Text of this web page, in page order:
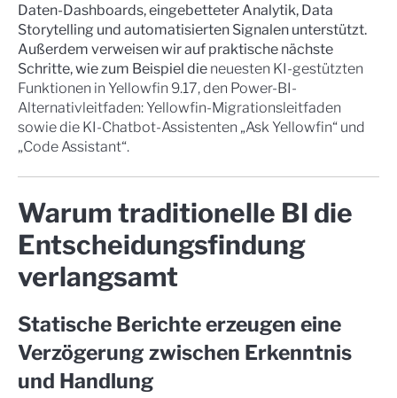
Daten-Dashboards, eingebetteter Analytik, Data
Storytelling und automatisierten Signalen unterstützt.
Außerdem verweisen wir auf praktische nächste
Schritte, wie zum Beispiel die neuesten KI-gestützten
Funktionen in Yellowfin 9.17, den Power-BI-
Alternativleitfaden: Yellowfin-Migrationsleitfaden
sowie die KI-Chatbot-Assistenten „Ask Yellowfin“ und
„Code Assistant“.
Warum traditionelle BI die
Entscheidungsfindung
verlangsamt
Statische Berichte erzeugen eine
Verzögerung zwischen Erkenntnis
und Handlung